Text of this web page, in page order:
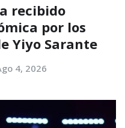
recibido
por los
Yiyo Sarante
4, 2026